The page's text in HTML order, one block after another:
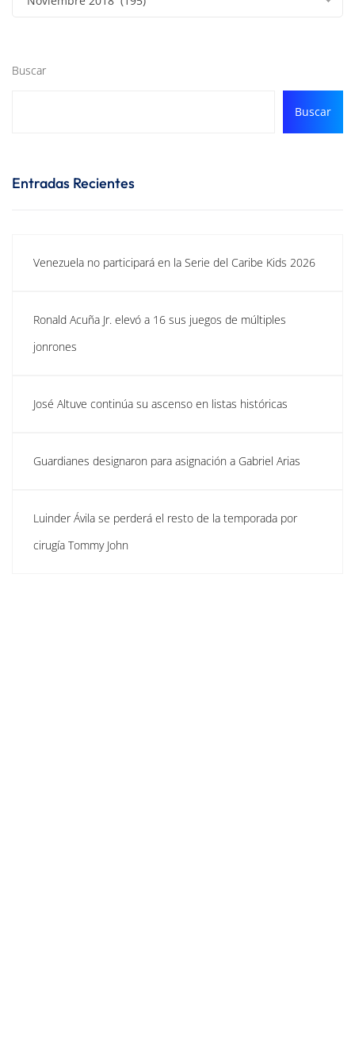
Buscar
Buscar
Entradas Recientes
Venezuela no participará en la Serie del Caribe Kids 2026
Ronald Acuña Jr. elevó a 16 sus juegos de múltiples
jonrones
José Altuve continúa su ascenso en listas históricas
Guardianes designaron para asignación a Gabriel Arias
Luinder Ávila se perderá el resto de la temporada por
cirugía Tommy John